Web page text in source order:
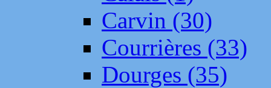
Carvin (30)
Courrières (33)
Dourges (35)